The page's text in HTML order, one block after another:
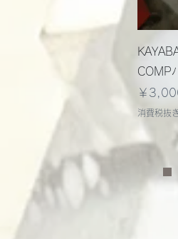
COMP
価格
￥
消費税抜